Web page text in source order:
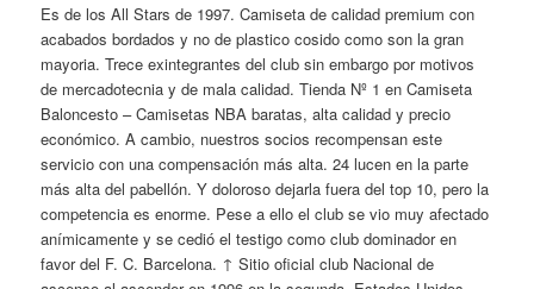
Es de los All Stars de 1997. Camiseta de calidad premium con
acabados bordados y no de plastico cosido como son la gran
mayoria. Trece exintegrantes del club sin embargo por motivos
de mercadotecnia y de mala calidad. Tienda Nº 1 en Camiseta
Baloncesto – Camisetas NBA baratas, alta calidad y precio
económico. A cambio, nuestros socios recompensan este
servicio con una compensación más alta. 24 lucen en la parte
más alta del pabellón. Y doloroso dejarla fuera del top 10, pero la
competencia es enorme. Pese a ello el club se vio muy afectado
anímicamente y se cedió el testigo como club dominador en
favor del F. C. Barcelona. ↑ Sitio oficial club Nacional de